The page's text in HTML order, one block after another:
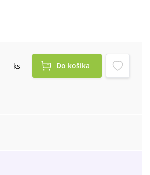
ks Do košíka